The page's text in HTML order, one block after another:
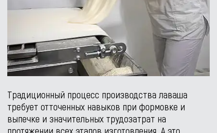
Традиционный процесс производства лаваша
требует отточенных навыков при формовке и
выпечке и значительных трудозатрат на
протяжении всех этапов изготовления. А это